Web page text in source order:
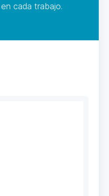
cada trabajo.